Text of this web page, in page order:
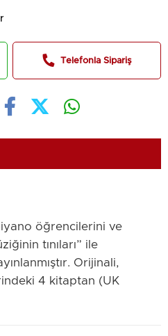
Telefonla Sipariş
öğrencilerini ve
tınıları” ile
Orijinali,
4 kitaptan (UK
ve ClassicalJazz,